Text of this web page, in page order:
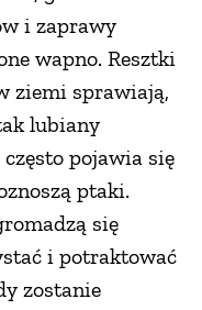
i zaprawy
wapno. Resztki
ziemi sprawiają,
lubiany
pojawia się
ptaki.
się
i potraktować
zostanie